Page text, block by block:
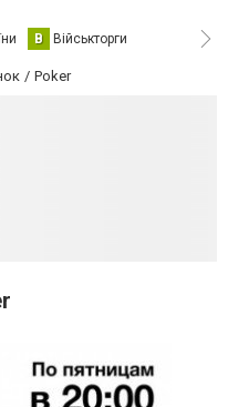
В Військторги
Poker